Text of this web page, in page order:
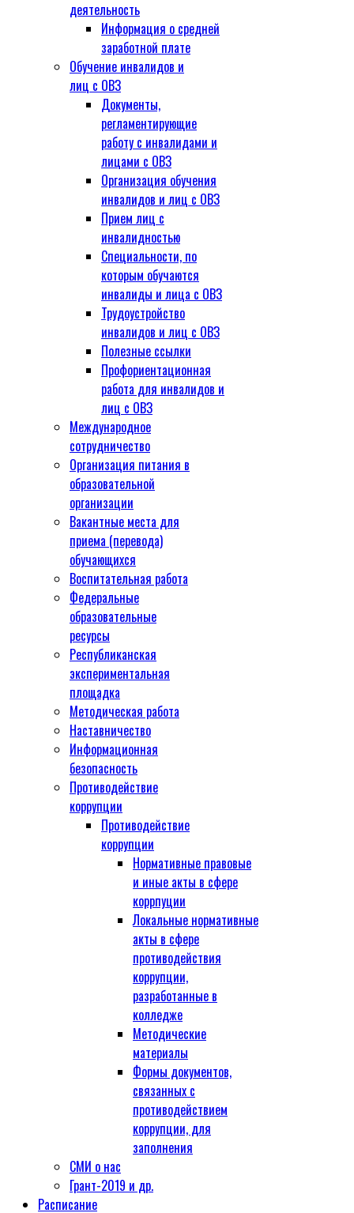
деятельность
Информация о средней
заработной плате
Обучение инвалидов и
лиц с ОВЗ
Документы,
регламентирующие
работу с инвалидами и
лицами с ОВЗ
Организация обучения
инвалидов и лиц с ОВЗ
Прием лиц с
инвалидностью
Специальности, по
которым обучаются
инвалиды и лица с ОВЗ
Трудоустройство
инвалидов и лиц с ОВЗ
Полезные ссылки
Профориентационная
работа для инвалидов и
лиц с ОВЗ
Международное
сотрудничество
Организация питания в
образовательной
организации
Вакантные места для
приема (перевода)
обучающихся
Воспитательная работа
Федеральные
образовательные
ресурсы
Республиканская
экспериментальная
площадка
Методическая работа
Наставничество
Информационная
безопасность
Противодействие
коррупции
Противодействие
коррупции
Нормативные правовые
и иные акты в сфере
коррпуции
Локальные нормативные
акты в сфере
противодействия
коррупции,
разработанные в
колледже
Методические
материалы
Формы документов,
связанных с
противодействием
коррупции, для
заполнения
СМИ о нас
Грант-2019 и др.
Расписание